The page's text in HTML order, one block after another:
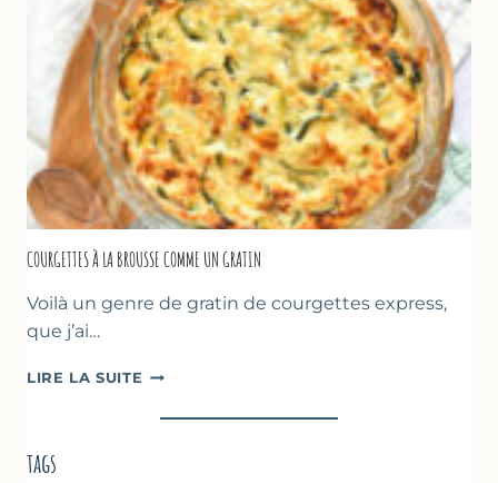
POIS
CHICHE
–
CUISSON
AU
FOUR
COURGETTES À LA BROUSSE COMME UN GRATIN
Voilà un genre de gratin de courgettes express,
que j’ai…
LIRE LA SUITE COURGETTES
LA
tags